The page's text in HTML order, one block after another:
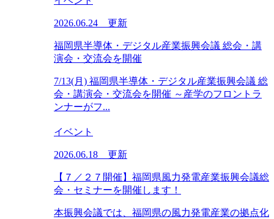
2026.06.24 更新
福岡県半導体・デジタル産業振興会議 総会・講
演会・交流会を開催
7/13(月) 福岡県半導体・デジタル産業振興会議 総
会・講演会・交流会を開催 ～産学のフロントラ
ンナーがフ...
イベント
2026.06.18 更新
【７／２７開催】福岡県風力発電産業振興会議総
会・セミナーを開催します！
本振興会議では、福岡県の風力発電産業の拠点化